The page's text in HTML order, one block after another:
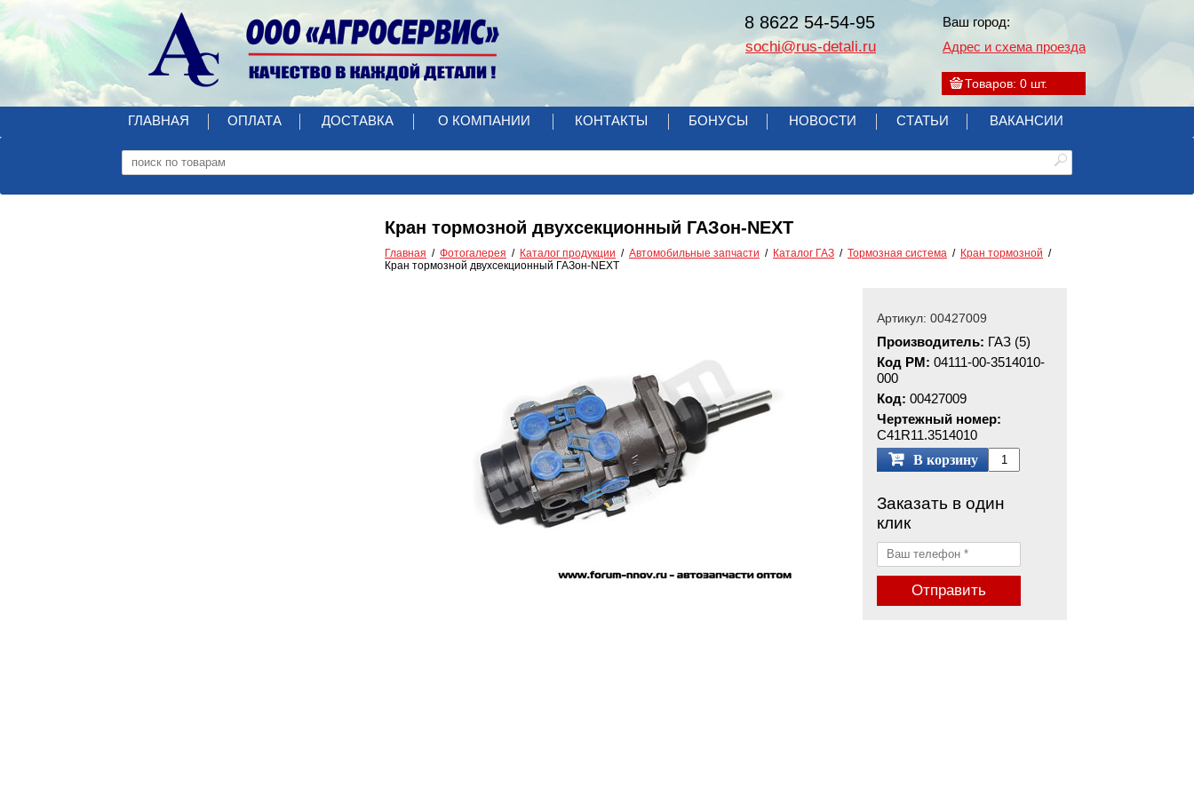
Товаров: 0 шт.
Ваш город:
Адрес и схема проезда
8 8622 54-54-95
sochi@rus-detali.ru
ГЛАВНАЯ ОПЛАТА ДОСТАВКА О КОМПАНИИ КОНТАКТЫ БОНУСЫ НОВОСТИ СТАТЬИ ВАКАНСИИ
Кран тормозной двухсекционный ГАЗон-NEXT
Главная Фотогалерея Каталог продукции Автомобильные запчасти Каталог ГАЗ Тормозная система
Кран тормозной
Кран тормозной двухсекционный ГАЗон-NEXT
Артикул: 00427009
Производитель: ГАЗ (5)
Код РМ: 04111-00-3514010-
000
Код: 00427009
Чертежный номер:
С41R11.3514010
В корзину
Заказать в один
клик
Отправить